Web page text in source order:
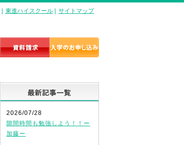
東進ハイスクール サイトマップ
2026/07/28
隙間時間も勉強しよう！！ー
加藤ー